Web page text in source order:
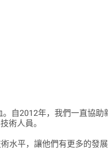
自2012年，我們一直協助
術人員。
水平，讓他們有更多的發展